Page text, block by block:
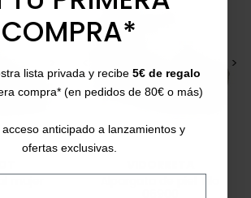
>
COMPRA*
lista privada y recibe 5€ de regalo
compra* (en pedidos de 80€ o más)
anticipado a lanzamientos y
ofertas exclusivas.